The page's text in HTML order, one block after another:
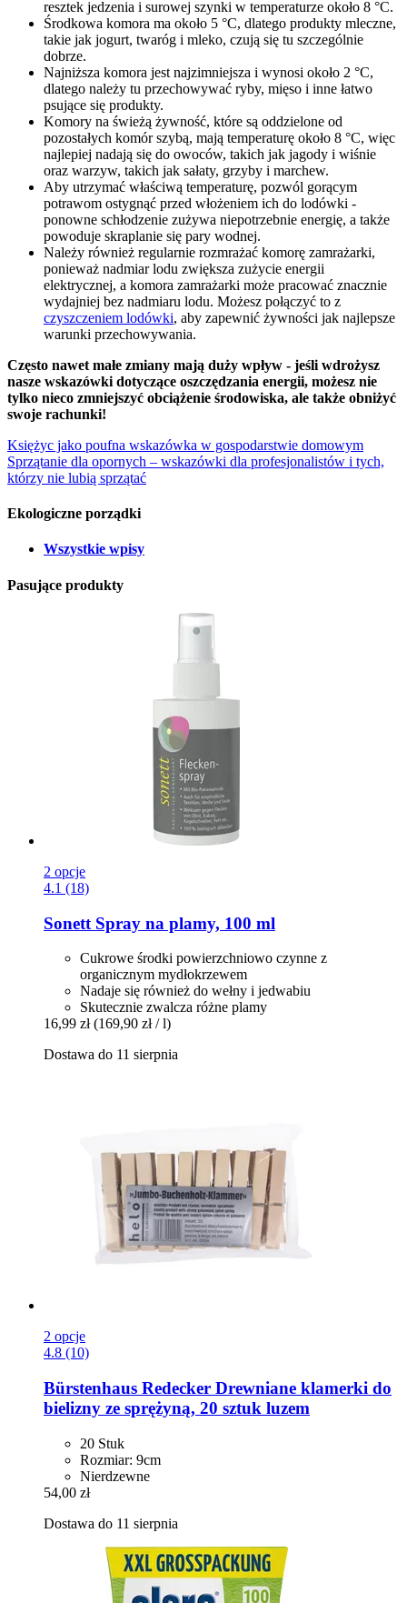
resztek jedzenia i surowej szynki w temperaturze około 8 °C.
Środkowa komora ma około 5 °C, dlatego produkty mleczne,
takie jak jogurt, twaróg i mleko, czują się tu szczególnie
dobrze.
Najniższa komora jest najzimniejsza i wynosi około 2 °C,
dlatego należy tu przechowywać ryby, mięso i inne łatwo
psujące się produkty.
Komory na świeżą żywność, które są oddzielone od
pozostałych komór szybą, mają temperaturę około 8 °C, więc
najlepiej nadają się do owoców, takich jak jagody i wiśnie
oraz warzyw, takich jak sałaty, grzyby i marchew.
Aby utrzymać właściwą temperaturę, pozwól gorącym
potrawom ostygnąć przed włożeniem ich do lodówki -
ponowne schłodzenie zużywa niepotrzebnie energię, a także
powoduje skraplanie się pary wodnej.
Należy również regularnie rozmrażać komorę zamrażarki,
ponieważ nadmiar lodu zwiększa zużycie energii
elektrycznej, a komora zamrażarki może pracować znacznie
wydajniej bez nadmiaru lodu. Możesz połączyć to z
czyszczeniem lodówki, aby zapewnić żywności jak najlepsze
warunki przechowywania.
Często nawet małe zmiany mają duży wpływ - jeśli wdrożysz
nasze wskazówki dotyczące oszczędzania energii, możesz nie
tylko nieco zmniejszyć obciążenie środowiska, ale także obniżyć
swoje rachunki!
Księżyc jako poufna wskazówka w gospodarstwie domowym
Sprzątanie dla opornych – wskazówki dla profesjonalistów i tych,
którzy nie lubią sprzątać
Ekologiczne porządki
Wszystkie wpisy
Pasujące produkty
2 opcje
4.1 (18)
Sonett Spray na plamy, 100 ml
Cukrowe środki powierzchniowo czynne z
organicznym mydłokrzewem
Nadaje się również do wełny i jedwabiu
Skutecznie zwalcza różne plamy
16,99 zł (169,90 zł / l)
Dostawa do 11 sierpnia
2 opcje
4.8 (10)
Bürstenhaus Redecker Drewniane klamerki do
bielizny ze sprężyną, 20 sztuk luzem
20 Stuk
Rozmiar: 9cm
Nierdzewne
54,00 zł
Dostawa do 11 sierpnia